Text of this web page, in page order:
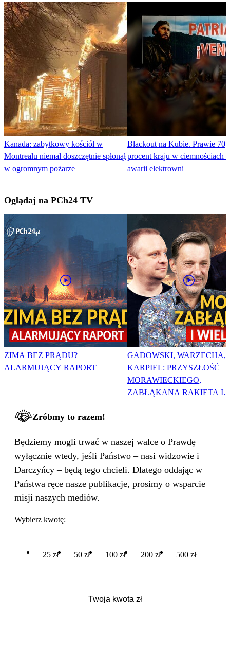
Kanada: zabytkowy kościół w
Montrealu niemal doszczętnie spłonął
w ogromnym pożarze
Blackout na Kubie. Prawie 70
procent kraju w ciemnościach
awarii elektrowni
Oglądaj na PCh24 TV
ZIMA BEZ PRĄDU?
ALARMUJĄCY RAPORT
GADOWSKI, WARZECHA,
KARPIEL: PRZYSZŁOŚĆ
MORAWIECKIEGO,
ZABŁĄKANA RAKIETA I
Zróbmy to razem!
Będziemy mogli trwać w naszej walce o Prawdę
wyłącznie wtedy, jeśli Państwo – nasi widzowie i
Darczyńcy – będą tego chcieli. Dlatego oddając w
Państwa ręce nasze publikacje, prosimy o wsparcie
misji naszych mediów.
Wybierz kwotę:
25 zł 50 zł 100 zł 200 zł 500 zł